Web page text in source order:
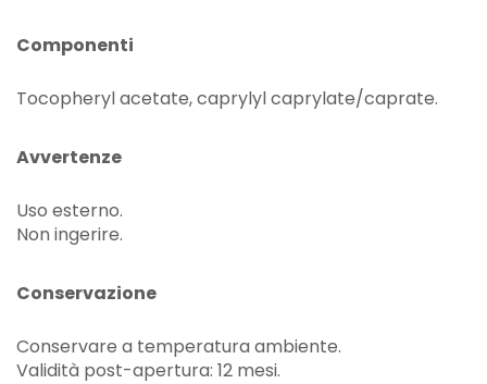
Componenti
Tocopheryl acetate, caprylyl caprylate/caprate.
Avvertenze
Uso esterno.
Non ingerire.
Conservazione
Conservare a temperatura ambiente.
Validità post-apertura: 12 mesi.